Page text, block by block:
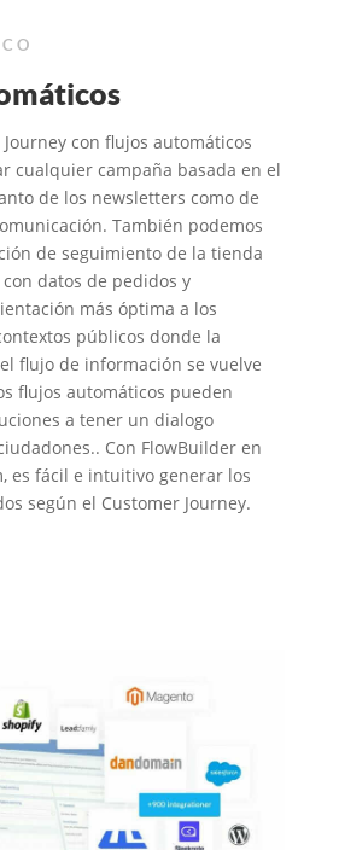
con flujos automáticos
cualquier campaña basada en el
de los newsletters como de
También podemos
de seguimiento de la tienda
datos de pedidos y
más óptima a los
públicos donde la
flujo de información se vuelve
flujos automáticos pueden
a tener un dialogo
Con FlowBuilder en
es fácil e intuitivo generar los
según el Customer Journey.